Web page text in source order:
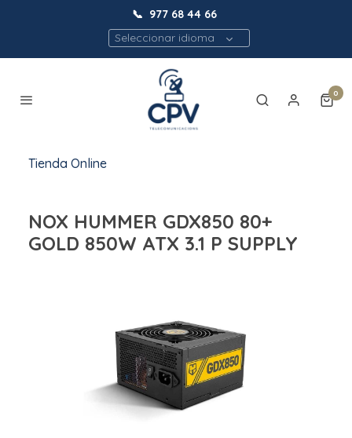
📞 977 68 44 66
Seleccionar idioma
0
Tienda Online
NOX HUMMER GDX850 80+
GOLD 850W ATX 3.1 P SUPPLY